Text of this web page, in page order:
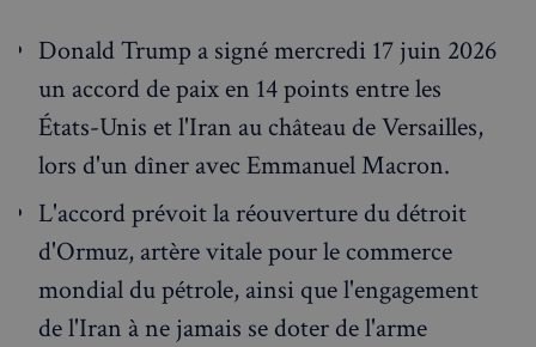
Donald Trump a signé mercredi 17 juin 2026
un accord de paix en 14 points entre les
États-Unis et l'Iran au château de Versailles,
lors d'un dîner avec Emmanuel Macron.
L'accord prévoit la réouverture du détroit
d'Ormuz, artère vitale pour le commerce
mondial du pétrole, ainsi que l'engagement
de l'Iran à ne jamais se doter de l'arme